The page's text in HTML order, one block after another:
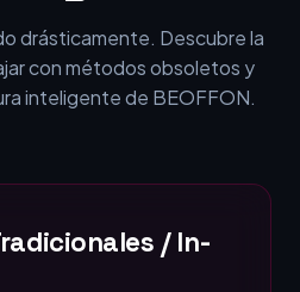
drásticamente. Descubre la
con métodos obsoletos y
inteligente de BEOFFON.
/ In-